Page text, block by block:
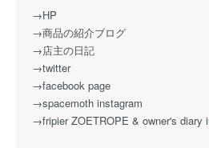
→HP
→商品の紹介ブログ
→店主の日記
→twitter
→facebook page
→spacemoth instagram
→fripier ZOETROPE & owner's diary